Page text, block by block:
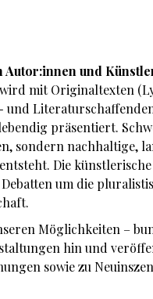
Autor:innen und
mit Originaltexten
präsentiert.
sondern nachhaltige,
Die
um die
Möglichkeiten –
hin und
sowie zu